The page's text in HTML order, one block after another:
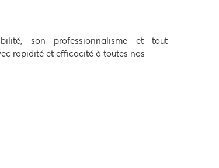
son professionnalisme et tout
rapidité et efficacité à toutes nos